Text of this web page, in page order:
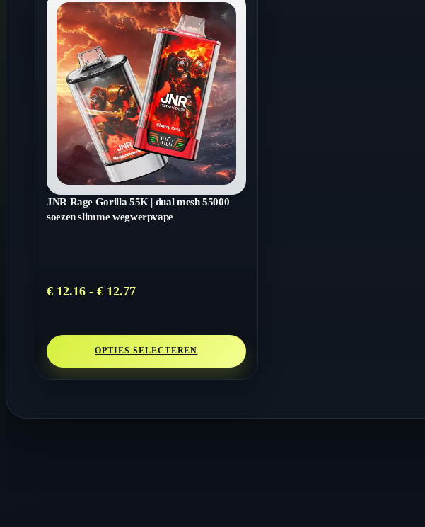
JNR Rage Gorilla 55K | dual mesh 55000
soezen slimme wegwerpvape
€ 12.16 - € 12.77Prijsklasse:
€ 12.77
OPTIES SELECTEREN